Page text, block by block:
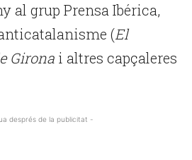
al grup Prensa Ibérica,
(El
Girona i altres capçaleres
després de la publicitat -